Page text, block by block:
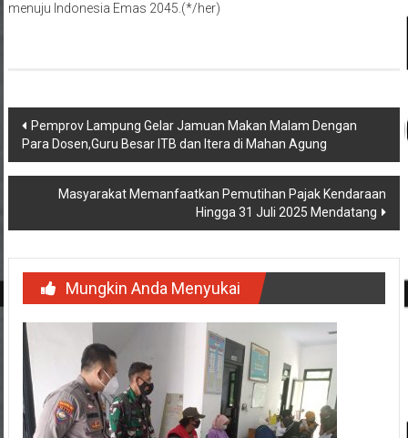
menuju Indonesia Emas 2045.(*/her)
Navigasi
pos
Pemprov Lampung Gelar Jamuan Makan Malam Dengan
Para Dosen,Guru Besar ITB dan Itera di Mahan Agung
Masyarakat Memanfaatkan Pemutihan Pajak Kendaraan
Hingga 31 Juli 2025 Mendatang
Mungkin Anda Menyukai